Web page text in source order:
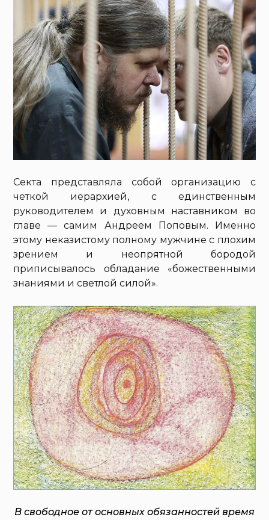
Секта представляла собой организацию с
четкой иерархией, с единственным
руководителем и духовным наставником во
главе — самим Андреем Поповым. Именно
этому неказистому полному мужчине с плохим
зрением и неопрятной бородой
приписывалось обладание «божественными
знаниями и светлой силой».
В свободное от основных обязанностей время